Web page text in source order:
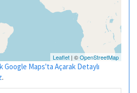
Leaflet | ©OpenStreetMap
Google Maps'ta Açarak Detaylı
.